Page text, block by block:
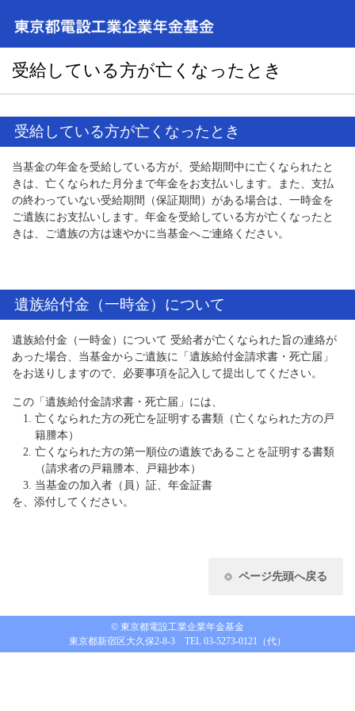
受給している方が亡くなったとき
受給している方が亡くなったとき
当基金の年金を受給している方が、受給期間中に亡くなられたと
きは、亡くなられた月分まで年金をお支払いします。また、支払
の終わっていない受給期間（保証期間）がある場合は、一時金を
ご遺族にお支払いします。年金を受給している方が亡くなったと
きは、ご遺族の方は速やかに当基金へご連絡ください。
遺族給付金（一時金）について
遺族給付金（一時金）について 受給者が亡くなられた旨の連絡が
あった場合、当基金からご遺族に「遺族給付金請求書・死亡届」
をお送りしますので、必要事項を記入して提出してください。
この「遺族給付金請求書・死亡届」には、
亡くなられた方の死亡を証明する書類（亡くなられた方の戸
籍謄本）
亡くなられた方の第一順位の遺族であることを証明する書類
（請求者の戸籍謄本、戸籍抄本）
当基金の加入者（員）証、年金証書
を、添付してください。
ページ先頭へ戻る
© 東京都電設工業企業年金基金
東京都新宿区大久保2-8-3 TEL 03-5273-0121（代）